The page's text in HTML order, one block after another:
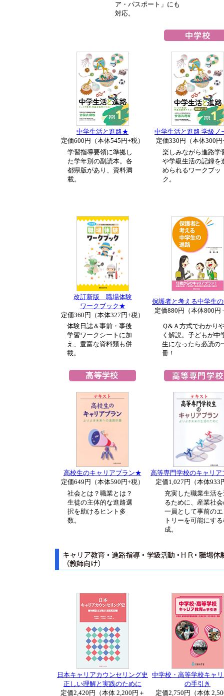
ア・パスポート」にも
対応。
中学生活と進路★
定価600円（本体545円+税）
中学生活と進路 学級
定価330円（本体300円
学習指導要領に準拠し
た学年別の副読本。各
都県版があり、資料満
載。
楽しみながら進路学
や学級生活の記録を
められるワークブッ
ク。
改訂新版 職場体験
ワークブック★
定価360円（本体327円+税）
保護者と考える中学生
定価880円（本体800円
体験日誌＆事前・事後
学習ワークシートに加
え、豊富な資料類も併
載。
Ｑ&Ａ方式でわかり
く解説。子どもが中
生になったら必読の
冊！
高校生のキャリアプラン★
定価649円（本体590円+税）
高等専門学校のキャリ
定価1,027円（本体933
社会とは？職業とは？
生徒の主体的な進路選
択を助けるヒント多
数。
充実した職業生活を
るために、産業社会
一員として事前のエ
トリーを可能にす
成。
日本キャリアカウンセリング史
正しい理解と実践のために
定価2,420円（本体 2,200円＋
中学校・高等学校キャ
の手引き
定価2,750円（本体